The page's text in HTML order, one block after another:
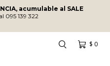
acumulable al SALE
095 139 322
$ 0